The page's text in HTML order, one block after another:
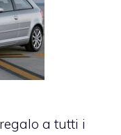
a tutti i